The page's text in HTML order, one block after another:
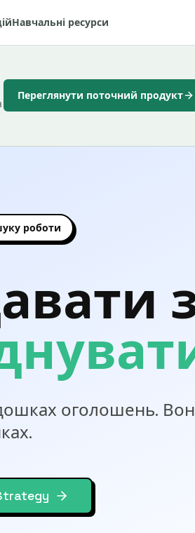
Навчальні ресурси
Переглянути поточний продукт
роботи
оголошень.